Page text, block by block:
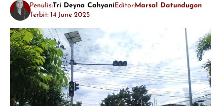
Penulis:Tri Deyna CahyaniEditor:Marsal Datundugon
Terbit: 14 June 2025